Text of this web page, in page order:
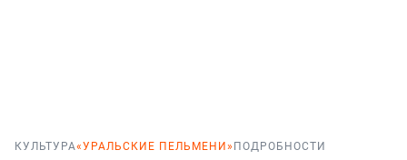
КУЛЬТУРА«УРАЛЬСКИЕ ПЕЛЬМЕНИ» ПОДРОБНОСТИ